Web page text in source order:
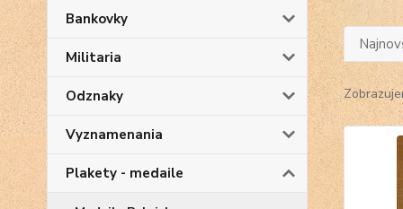
Bankovky
Militaria
Odznaky
Vyznamenania
Plakety - medaile